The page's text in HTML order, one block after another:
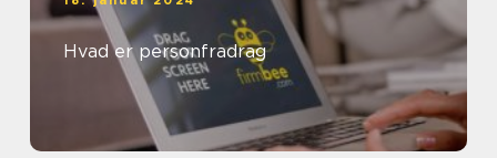
Hvad er personfradrag